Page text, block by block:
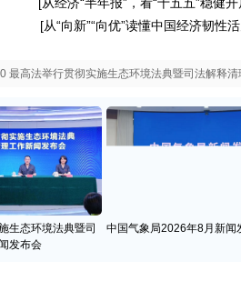
[从“向新”“向优”读懂中国经济韧性
最高法举行贯彻实施生态环境法典暨司法解释清
生态环境法典暨司
发布会
中国气象局2026年8月新闻